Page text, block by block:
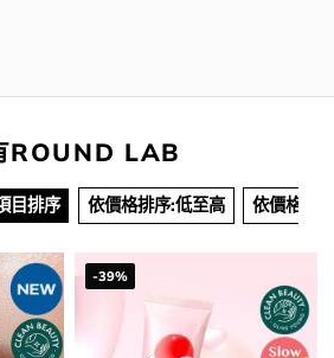
ROUND LAB
目排序 依價格排序:低至高 依價格排
-39%